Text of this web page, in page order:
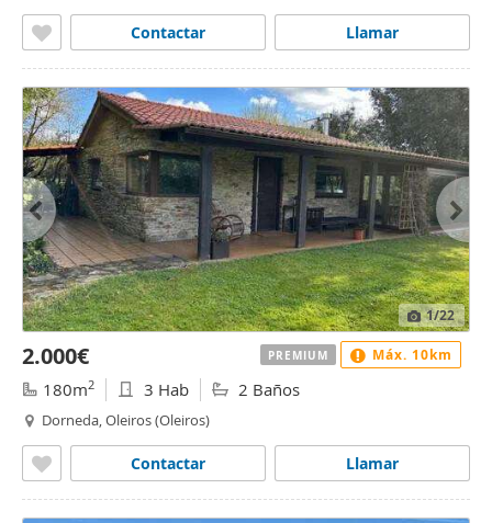
Llamar
Contactar
1/22
2.000€
180m2 3 Hab 2 Baños
Dorneda, Oleiros (Oleiros)
Llamar
Contactar
PREMIUM Máx. 10km